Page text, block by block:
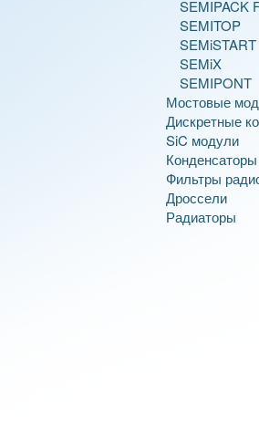
SEMIPACK
SEMITOP
SEMiSTART
SEMiX
SEMIPONT
Мостовые
Дискретные
SiC модули
Конденсаторы
Фильтры
Дроссели
Радиаторы